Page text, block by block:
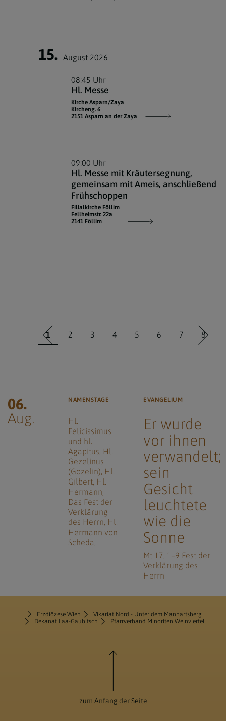
15. August 2026
08:45 Uhr
Hl. Messe
Kirche Asparn/Zaya
Kircheng. 6
2151 Asparn an der Zaya
09:00 Uhr
Hl. Messe mit Kräutersegnung,
gemeinsam mit Ameis, anschließend
Frühschoppen
Filialkirche Föllim
Fellheimstr. 22a
2141 Föllim
1 2 3 4 5 6 7 8
06.
Aug.
NAMENSTAGE
Hl.
Felicissimus
und hl.
Agapitus Hl.
Gezelinus
(Gozelin) Hl.
Gilbert Hl.
Hermann
Das Fest der
Verklärung
des Herrn Hl.
Hermann von
Scheda
EVANGELIUM
Er wurde
vor ihnen
verwandelt;
sein
Gesicht
leuchtete
wie die
Sonne
Mt 17, 1–9 Fest der
Verklärung des
Herrn
Erzdiözese Wien
Vikariat Nord - Unter dem Manhartsberg
Dekanat Laa-Gaubitsch
Pfarrverband Minoriten Weinviertel
zum Anfang der Seite